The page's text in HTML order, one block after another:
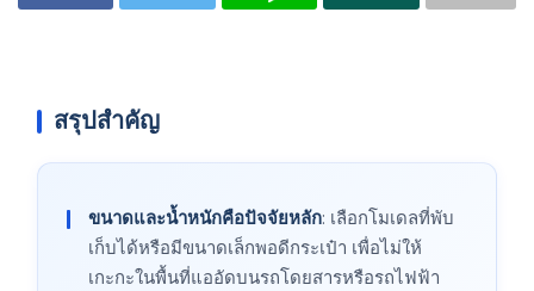
สรุปสำคัญ
ขนาดและน้ำหนักคือปัจจัยหลัก: เลือกโมเดลที่พับ
เก็บได้หรือมีขนาดเล็กพอดีกระเป๋า เพื่อไม่ให้
เกะกะในพื้นที่แออัดบนรถโดยสารหรือรถไฟฟ้า